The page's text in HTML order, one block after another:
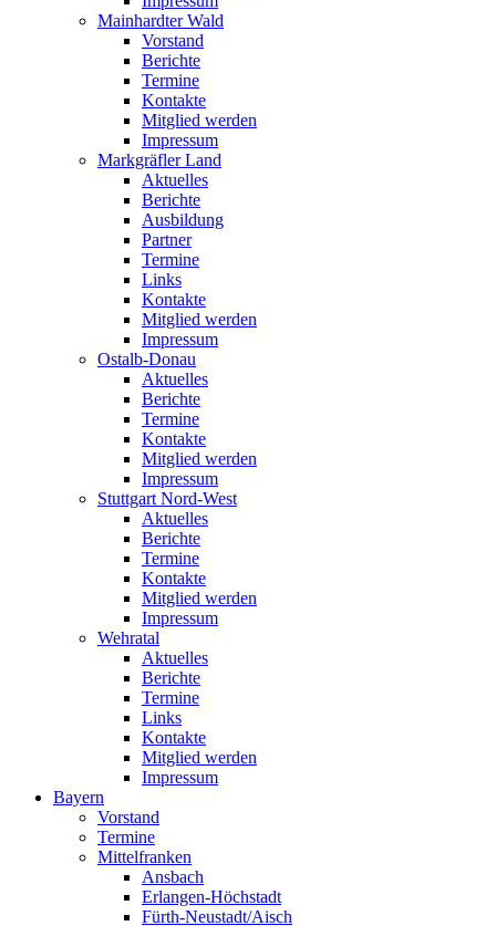
Mainhardter Wald
Vorstand
Berichte
Termine
Kontakte
Mitglied werden
Impressum
Markgräfler Land
Aktuelles
Berichte
Ausbildung
Partner
Termine
Links
Kontakte
Mitglied werden
Impressum
Ostalb-Donau
Aktuelles
Berichte
Termine
Kontakte
Mitglied werden
Impressum
Stuttgart Nord-West
Aktuelles
Berichte
Termine
Kontakte
Mitglied werden
Impressum
Wehratal
Aktuelles
Berichte
Termine
Links
Kontakte
Mitglied werden
Impressum
Bayern
Vorstand
Termine
Mittelfranken
Ansbach
Erlangen-Höchstadt
Fürth-Neustadt/Aisch